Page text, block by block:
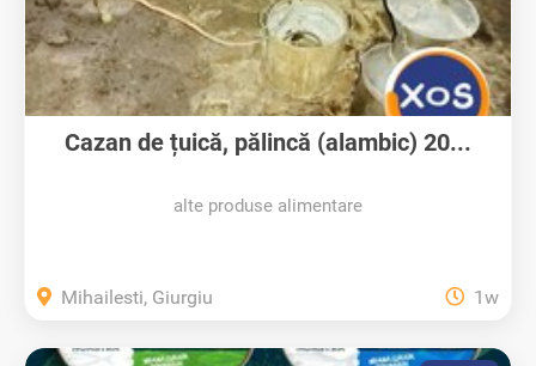
Cazan de țuică, pălincă (alambic) 20...
alte produse alimentare
Mihailesti, Giurgiu 1w